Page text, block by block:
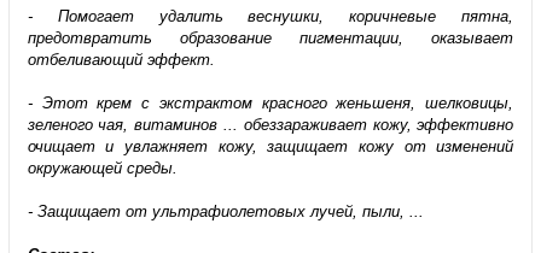
- Помогает удалить веснушки, коричневые пятна,
предотвратить образование пигментации, оказывает
отбеливающий эффект.
- Этот крем с экстрактом красного женьшеня, шелковицы,
зеленого чая, витаминов ... обеззараживает кожу, эффективно
очищает и увлажняет кожу, защищает кожу от изменений
окружающей среды.
- Защищает от ультрафиолетовых лучей, пыли, ...